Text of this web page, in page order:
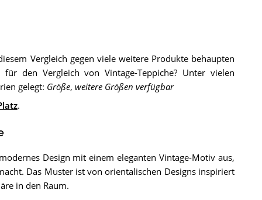
Vergleich gegen viele weitere Produkte behaupten
den Vergleich von Vintage-Teppiche? Unter vielen
gelegt: Größe, weitere Größen verfügbar
.
Design mit einem eleganten Vintage-Motiv aus,
Das Muster ist von orientalischen Designs inspiriert
in den Raum.